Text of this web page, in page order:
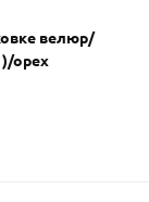
велюр/
орех